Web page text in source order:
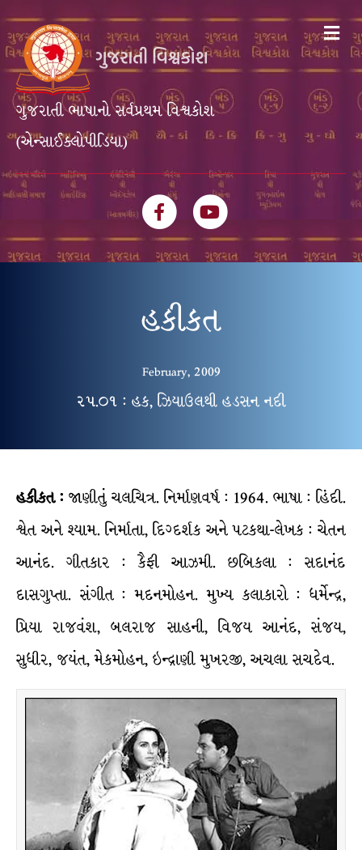
ગુજરાતી ભાષાનો સર્વપ્રથમ વિશ્વકોશ
(એન્સાઈક્લોપીડિયા)
FacebookYoutube
હકીકત
February, 2009
૨૫.૦૧ : હક, ઝિયાઉલથી હડસન નદી
હકીકત : જાણીતું ચલચિત્ર. નિર્માણવર્ષ : 1964. ભાષા : હિંદી.
શ્વેત અને શ્યામ. નિર્માતા, દિગ્દર્શક અને પટકથા-લેખક : ચેતન
આનંદ. ગીતકાર : કૈફી આઝમી. છબિકલા : સદાનંદ
દાસગુપ્તા. સંગીત : મદનમોહન. મુખ્ય કલાકારો : ધર્મેન્દ્ર,
પ્રિયા રાજવંશ, બલરાજ સાહની, વિજય આનંદ, સંજય,
સુધીર, જયંત, મેકમોહન, ઇન્દ્રાણી મુખરજી, અચલા સચદેવ.